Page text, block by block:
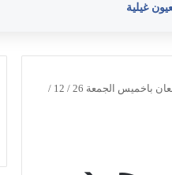
غيلية
خطوبة الشاب الخلوق محمد عوض محمد عبد على إبنة عوض سعيد جمعان باخميس الجمعة 26 / 12 /